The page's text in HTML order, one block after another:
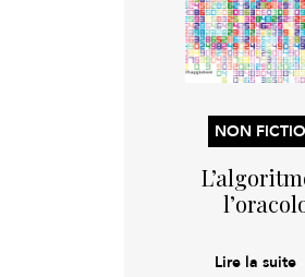
NON
Lire la suite